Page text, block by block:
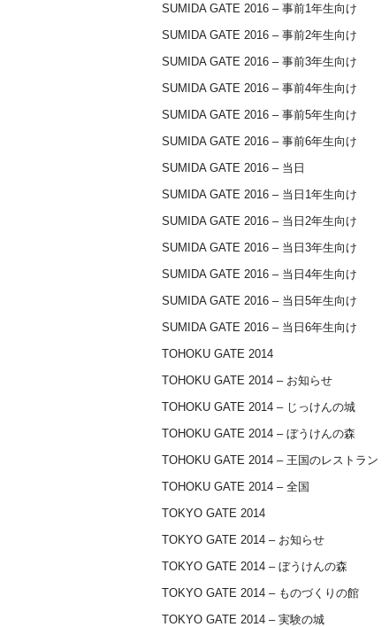
SUMIDA GATE 2016 – 事前1年生向け
SUMIDA GATE 2016 – 事前2年生向け
SUMIDA GATE 2016 – 事前3年生向け
SUMIDA GATE 2016 – 事前4年生向け
SUMIDA GATE 2016 – 事前5年生向け
SUMIDA GATE 2016 – 事前6年生向け
SUMIDA GATE 2016 – 当日
SUMIDA GATE 2016 – 当日1年生向け
SUMIDA GATE 2016 – 当日2年生向け
SUMIDA GATE 2016 – 当日3年生向け
SUMIDA GATE 2016 – 当日4年生向け
SUMIDA GATE 2016 – 当日5年生向け
SUMIDA GATE 2016 – 当日6年生向け
TOHOKU GATE 2014
TOHOKU GATE 2014 – お知らせ
TOHOKU GATE 2014 – じっけんの城
TOHOKU GATE 2014 – ぼうけんの森
TOHOKU GATE 2014 – 王国のレストラン
TOHOKU GATE 2014 – 全国
TOKYO GATE 2014
TOKYO GATE 2014 – お知らせ
TOKYO GATE 2014 – ぼうけんの森
TOKYO GATE 2014 – ものづくりの館
TOKYO GATE 2014 – 実験の城